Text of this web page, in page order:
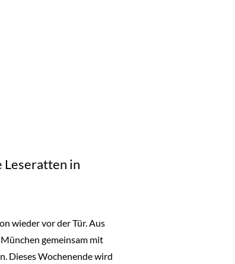
Leseratten in
wieder vor der Tür. Aus
gemeinsam mit
Dieses Wochenende wird